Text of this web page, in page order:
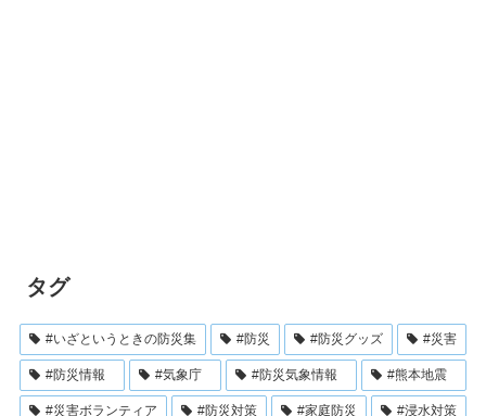
タグ
#いざというときの防災集 #防災 #防災グッズ #災害
#防災情報 #気象庁 #防災気象情報 #熊本地震
#災害ボランティア #防災対策 #家庭防災 #浸水対策